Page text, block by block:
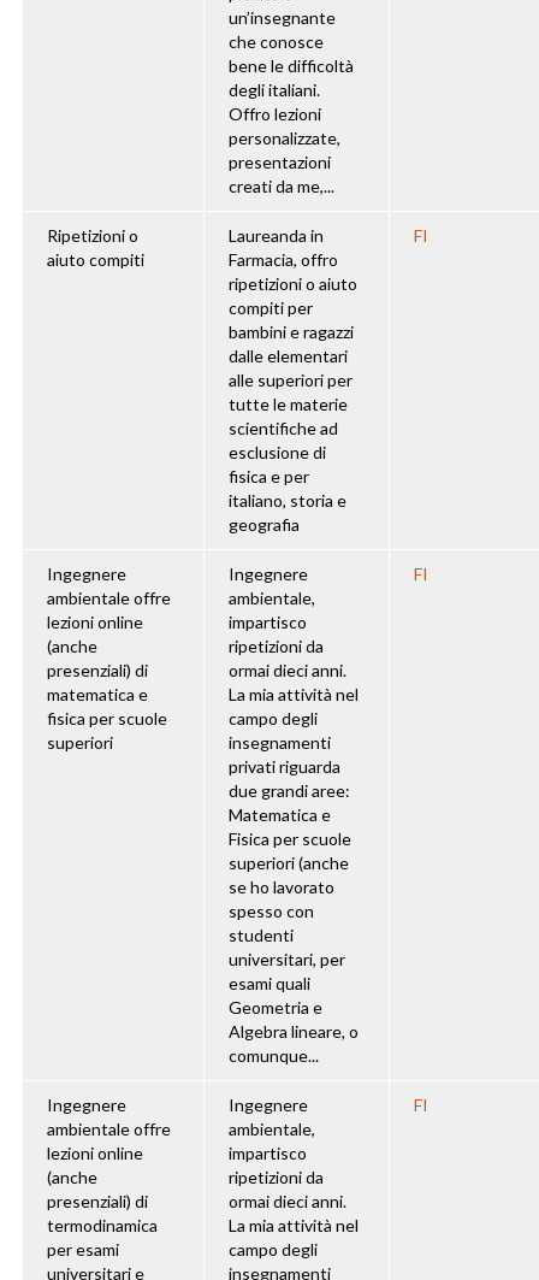
un’insegnante
che conosce
bene le difficoltà
degli italiani.
Offro lezioni
personalizzate,
presentazioni
creati da me,...
Ripetizioni o
aiuto compiti
Laureanda in
Farmacia, offro
ripetizioni o aiuto
compiti per
bambini e ragazzi
dalle elementari
alle superiori per
tutte le materie
scientifiche ad
esclusione di
fisica e per
italiano, storia e
geografia
FI
Ingegnere
ambientale offre
lezioni online
(anche
presenziali) di
matematica e
fisica per scuole
superiori
Ingegnere
ambientale,
impartisco
ripetizioni da
ormai dieci anni.
La mia attività nel
campo degli
insegnamenti
privati riguarda
due grandi aree:
Matematica e
Fisica per scuole
superiori (anche
se ho lavorato
spesso con
studenti
universitari, per
esami quali
Geometria e
Algebra lineare, o
comunque...
FI
Ingegnere
ambientale offre
lezioni online
(anche
presenziali) di
termodinamica
per esami
universitari e
Ingegnere
ambientale,
impartisco
ripetizioni da
ormai dieci anni.
La mia attività nel
campo degli
insegnamenti
FI